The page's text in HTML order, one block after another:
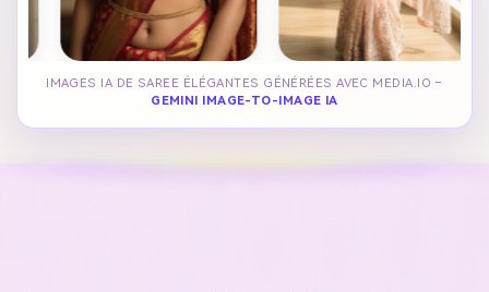
IMAGES IA DE SAREE ÉLÉGANTES GÉNÉRÉES AVEC MEDIA.IO –
GEMINI IMAGE-TO-IMAGE IA